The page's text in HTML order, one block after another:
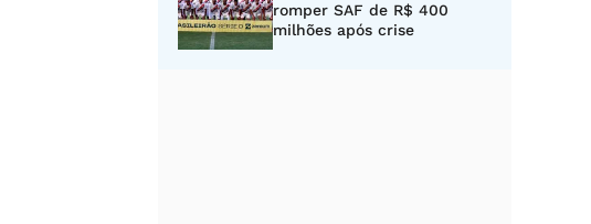
romper SAF de R$ 400
milhões após crise